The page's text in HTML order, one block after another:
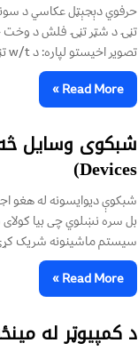
حرفوي دېجېټل عکاسي د
تصوير اخيستو لپاره: د w/t تڼۍ (زوم) د ليدو
Read More »
Devices)
شبکوې دیوایسونه له هغو
بل سره نښلوي چی بیا
سیستم ماشینونه شریک
Read More »
د کمپیوټر له